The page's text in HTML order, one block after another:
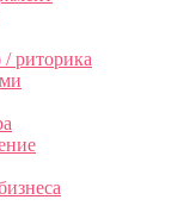
/ риторика